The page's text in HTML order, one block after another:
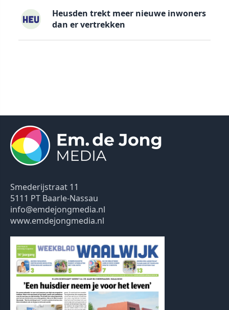
Heusden trekt meer nieuwe inwoners
dan er vertrekken
Smederijstraat 11
5111 PT Baarle-Nassau
info@emdejongmedia.nl
www.emdejongmedia.nl